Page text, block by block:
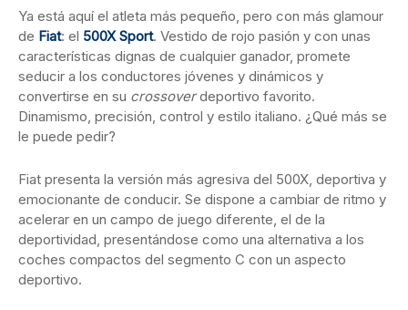
Ya está aquí el atleta más pequeño, pero con más glamour
de Fiat: el 500X Sport. Vestido de rojo pasión y con unas
características dignas de cualquier ganador, promete
seducir a los conductores jóvenes y dinámicos y
convertirse en su crossoverdeportivo favorito.
Dinamismo, precisión, control y estilo italiano. ¿Qué más se
le puede pedir?
Fiat presenta la versión más agresiva del 500X, deportiva y
emocionante de conducir. Se dispone a cambiar de ritmo y
acelerar en un campo de juego diferente, el de la
deportividad, presentándose como una alternativa a los
coches compactos del segmento C con un aspecto
deportivo.